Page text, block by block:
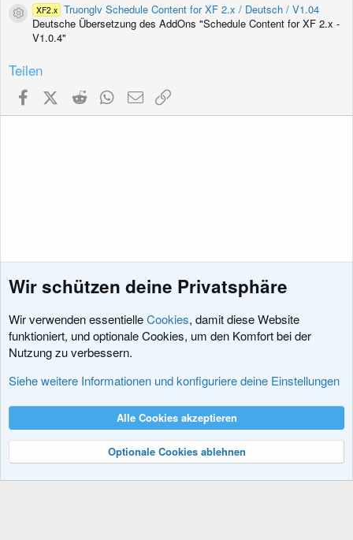
Ressourcen-Icon
XF2.x Truonglv Schedule Content for XF 2.x / Deutsch / V1.04
Deutsche Übersetzung des AddOns "Schedule Content for XF 2.x -
V1.0.4"
Teilen
FacebookX (Twitter)
Reddit WhatsApp
E-Mail
Template-Änderungen
Nutzungsbedingungen Datenschutz
R
Community platform by XenForo® © 2010-2024 XenForo Ltd.
Wir schützen deine Privatsphäre
Wir verwenden essentielleCookies, damit diese Website
funktioniert, und optionale Cookies, um den Komfort bei der
Nutzung zu verbessern.
Siehe weitere Informationen und konfiguriere deine Einstellungen
Alle Cookies akzeptieren
Optionale Cookies ablehnen